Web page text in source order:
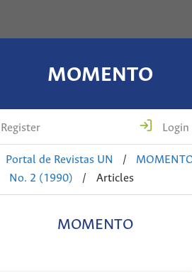
MOMENTO
Register Login
Portal de Revistas UN /
No. 2 (1990) / Articles
MOMENTO